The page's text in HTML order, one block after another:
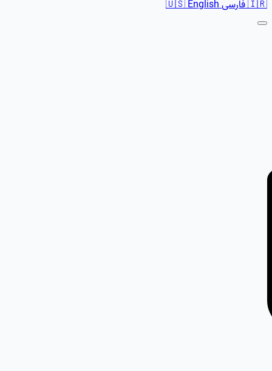
🇮🇷فارسی 🇺🇸English